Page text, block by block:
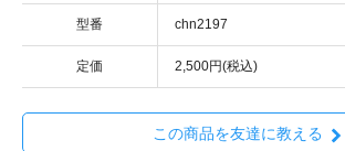
型番 chn2197
定価 2,500円(税込)
この商品を友達に教える